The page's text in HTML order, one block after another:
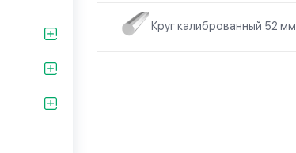
Круг калиброванный 52 мм